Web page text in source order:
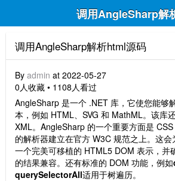
调用AngleSharp解
调用AngleSharp解析html源码
By admin at 2022-05-27
0人收藏 • 1108人看过
AngleSharp 是一个 .NET 库，它使您能够
本，例如 HTML、SVG 和 MathML。该库
XML。AngleSharp 的一个重要方面是
的解析器建立在官方 W3C 规范之上。这
一个完美可移植的 HTML5 DOM 表示，并
的结果兼容。还有标准的 DOM 功能，例如
querySelectorAll适用于树遍历。